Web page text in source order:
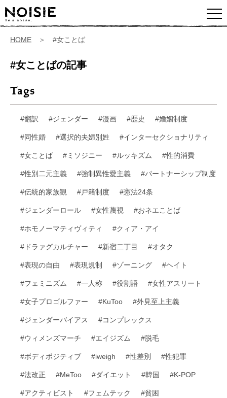
HOME ＞ #女ことば
#女ことばの記事
Tags
#翻訳 #ジェンダー #漫画 #歴史 #婚姻制度
#同性婚 #選択的夫婦別姓 #インターセクショナリティ
#女ことば #ミソジニー #ルッキズム #性的消費
#性別二元主義 #強制異性愛主義 #パートナーシップ制度
#伝統的家族観 #戸籍制度 #憲法24条
#ジェンダーロール #女性蔑視 #おネエことば
#ホモノーマティヴィティ #クィア・アイ
#ドラァグカルチャー #新宿二丁目 #オタク
#表現の自由 #表現規制 #ゾーニング #ヘイト
#フェミニズム #一人称 #役割語 #女性アスリート
#女子プロゴルファー #KuToo #外見至上主義
#ジェンダーバイアス #コンプレックス
#ウィメンズマーチ #エイジズム #脱毛
#ボディポジティブ #iweigh #性差別 #性犯罪
#法改正 #MeToo #ダイエット #韓国 #K-POP
#アクティビスト #フェムテック #貧困